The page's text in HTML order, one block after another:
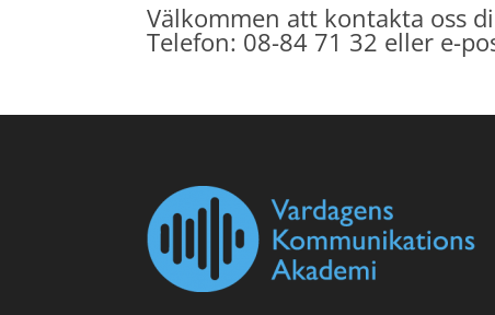
Välkommen att kontakta oss
Telefon: 08-84 71 32 eller e-